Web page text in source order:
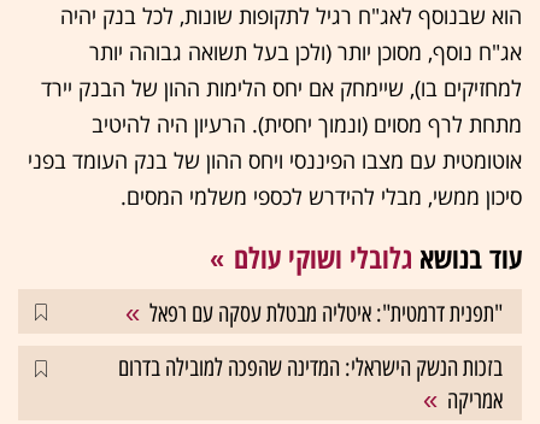
הוא שבנוסף לאג"ח רגיל לתקופות שונות, לכל בנק יהיה
אג"ח נוסף, מסוכן יותר (ולכן בעל תשואה גבוהה יותר
למחזיקים בו), שיימחק אם יחס הלימות ההון של הבנק יירד
מתחת לרף מסוים (ונמוך יחסית). הרעיון היה להיטיב
אוטומטית עם מצבו הפיננסי ויחס ההון של בנק העומד בפני
סיכון ממשי, מבלי להידרש לכספי משלמי המסים.
עוד בנושא גלובלי ושוקי עולם
"תפנית דרמטית": איטליה מבטלת עסקה עם רפאל
בזכות הנשק הישראלי: המדינה שהפכה למובילה בדרום
אמריקה